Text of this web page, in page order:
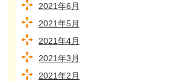
2021年6月
2021年5月
2021年4月
2021年3月
2021年2月